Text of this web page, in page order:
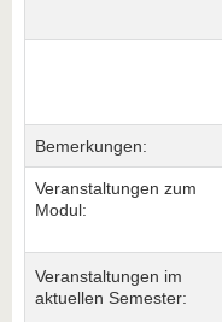
Bemerkungen:
Veranstaltungen zum
Modul:
Veranstaltungen im
aktuellen Semester: